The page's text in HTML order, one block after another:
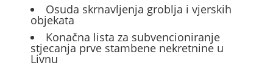
Osuda skrnavljenja groblja i vjerskih
objekata
Konačna lista za subvencioniranje
stjecanja prve stambene nekretnine u
Livnu